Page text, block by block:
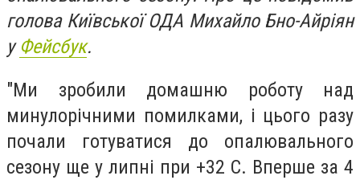
голова Київської ОДА Михайло Бно-Айріян
у Фейсбук.
"Ми зробили домашню роботу над
минулорічними помилками, і цього разу
почали готуватися до опалювального
сезону ще у липні при +32 С. Вперше за 4